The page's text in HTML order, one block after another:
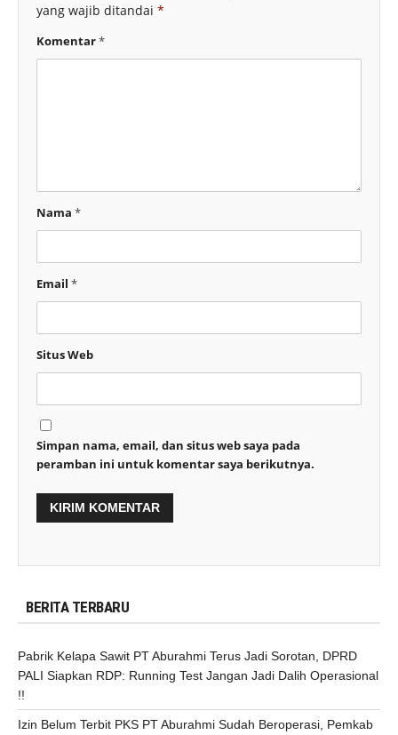
yang wajib ditandai *
Komentar*
Nama *
Email *
Situs Web
Simpan nama, email, dan situs web saya pada
peramban ini untuk komentar saya berikutnya.
BERITA TERBARU
Pabrik Kelapa Sawit PT Aburahmi Terus Jadi Sorotan, DPRD
PALI Siapkan RDP: Running Test Jangan Jadi Dalih Operasional
!!
Izin Belum Terbit PKS PT Aburahmi Sudah Beroperasi, Pemkab